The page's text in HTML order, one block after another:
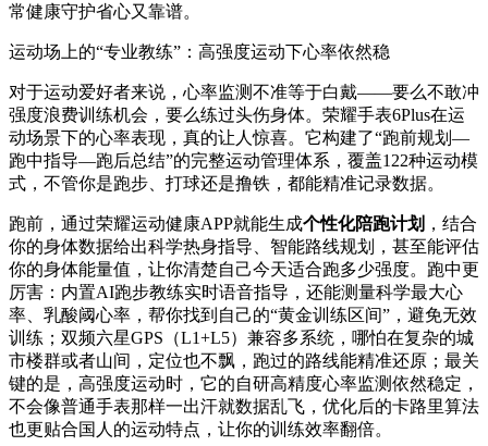
常健康守护省心又靠谱。
运动场上的“专业教练”：高强度运动下心率依然稳
对于运动爱好者来说，心率监测不准等于白戴——要么不敢冲
强度浪费训练机会，要么练过头伤身体。荣耀手表6Plus在运
动场景下的心率表现，真的让人惊喜。它构建了“跑前规划—
跑中指导—跑后总结”的完整运动管理体系，覆盖122种运动模
式，不管你是跑步、打球还是撸铁，都能精准记录数据。
跑前，通过荣耀运动健康APP就能生成个性化陪跑计划 ，结合
你的身体数据给出科学热身指导、智能路线规划，甚至能评估
你的身体能量值，让你清楚自己今天适合跑多少强度。跑中更
厉害：内置AI跑步教练实时语音指导，还能测量科学最大心
率、乳酸阈心率，帮你找到自己的“黄金训练区间”，避免无效
训练；双频六星GPS（L1+L5）兼容多系统，哪怕在复杂的城
市楼群或者山间，定位也不飘，跑过的路线能精准还原；最关
键的是，高强度运动时，它的自研高精度心率监测依然稳定，
不会像普通手表那样一出汗就数据乱飞，优化后的卡路里算法
也更贴合国人的运动特点，让你的训练效率翻倍。